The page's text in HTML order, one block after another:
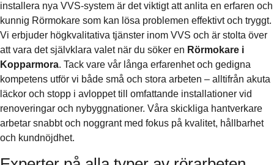
installera nya VVS-system är det viktigt att anlita en erfaren och
kunnig Rörmokare som kan lösa problemen effektivt och tryggt.
Vi erbjuder högkvalitativa tjänster inom VVS och är stolta över
att vara det självklara valet när du söker en Rörmokare i
Kopparmora. Tack vare vår långa erfarenhet och gedigna
kompetens utför vi både små och stora arbeten – alltifrån akuta
läckor och stopp i avloppet till omfattande installationer vid
renoveringar och nybyggnationer. Våra skickliga hantverkare
arbetar snabbt och noggrant med fokus på kvalitet, hållbarhet
och kundnöjdhet.